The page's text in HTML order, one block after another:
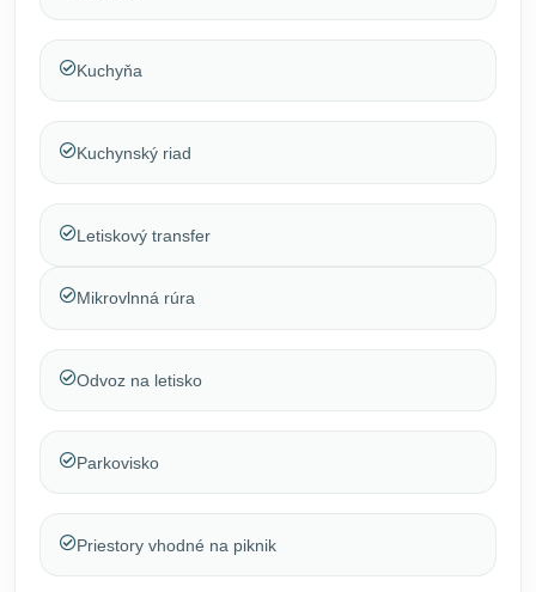
Kuchyňa
Kuchynský riad
Letiskový transfer
Mikrovlnná rúra
Odvoz na letisko
Parkovisko
Priestory vhodné na piknik